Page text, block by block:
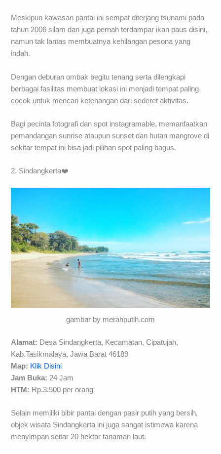
Meskipun kawasan pantai ini sempat diterjang tsunami pada
tahun 2006 silam dan juga pernah terdampar ikan paus disini,
namun tak lantas membuatnya kehilangan pesona yang
indah.
Dengan deburan ombak begitu tenang serta dilengkapi
berbagai fasilitas membuat lokasi ini menjadi tempat paling
cocok untuk mencari ketenangan dari sederet aktivitas.
Bagi pecinta fotografi dan spot instagramable, memanfaatkan
pemandangan sunrise ataupun sunset dan hutan mangrove di
sekitar tempat ini bisa jadi pilihan spot paling bagus.
2. Sindangkerta❤️
gambar by merahputih.com
Alamat: Desa Sindangkerta, Kecamatan, Cipatujah,
Kab.Tasikmalaya, Jawa Barat 46189
Map: Klik Disini
Jam Buka: 24 Jam
HTM: Rp.3.500 per orang
Selain memiliki bibir pantai dengan pasir putih yang bersih,
objek wisata Sindangkerta ini juga sangat istimewa karena
menyimpan seitar 20 hektar tanaman laut.